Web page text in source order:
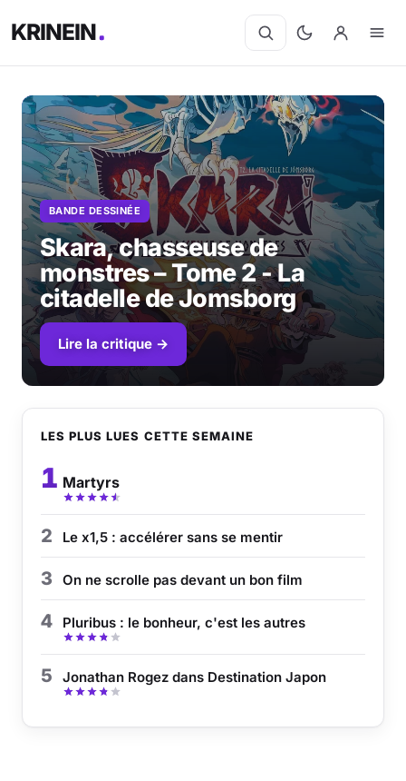
KRINEIN
BANDE DESSINÉE
Skara, chasseuse de
monstres – Tome 2 - La
citadelle de Jomsborg
Lire la critique →
LES PLUS LUES CETTE SEMAINE
1 Martyrs
2 Le x1,5 : accélérer sans se mentir
3 On ne scrolle pas devant un bon film
4 Pluribus : le bonheur, c'est les autres
5 Jonathan Rogez dans Destination Japon